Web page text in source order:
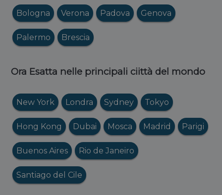
Bologna Verona Padova Genova
Palermo Brescia
Ora Esatta nelle principali ciittà del mondo
New York Londra Sydney Tokyo
Hong Kong Dubai Mosca Madrid Parigi
Buenos Aires Rio de Janeiro
Santiago del Cile